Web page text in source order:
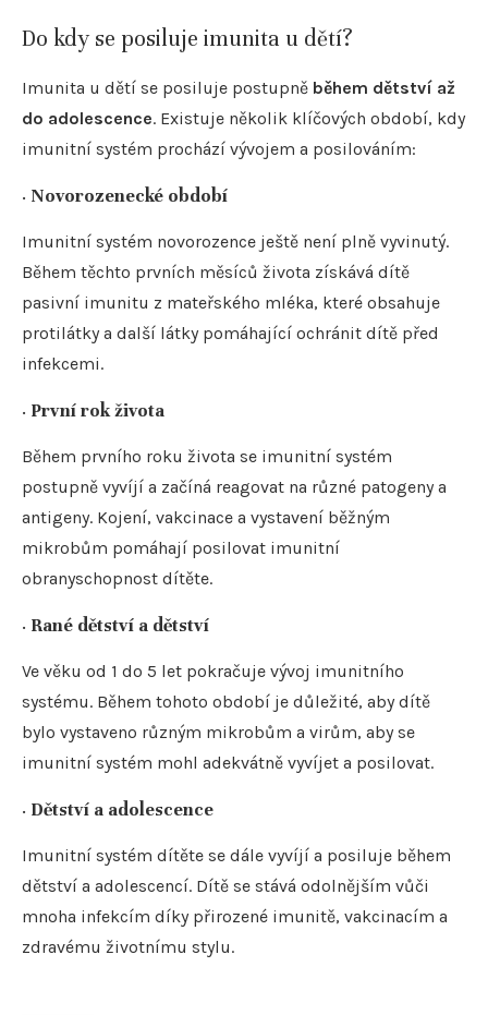
Do kdy se posiluje imunita u dětí?
Imunita u dětí se posiluje postupně během dětství až
do adolescence. Existuje několik klíčových období, kdy
imunitní systém prochází vývojem a posilováním:
· Novorozenecké období
Imunitní systém novorozence ještě není plně vyvinutý.
Během těchto prvních měsíců života získává dítě
pasivní imunitu z mateřského mléka, které obsahuje
protilátky a další látky pomáhající ochránit dítě před
infekcemi.
· První rok života
Během prvního roku života se imunitní systém
postupně vyvíjí a začíná reagovat na různé patogeny a
antigeny. Kojení, vakcinace a vystavení běžným
mikrobům pomáhají posilovat imunitní
obranyschopnost dítěte.
· Rané dětství a dětství
Ve věku od 1 do 5 let pokračuje vývoj imunitního
systému. Během tohoto období je důležité, aby dítě
bylo vystaveno různým mikrobům a virům, aby se
imunitní systém mohl adekvátně vyvíjet a posilovat.
· Dětství a adolescence
Imunitní systém dítěte se dále vyvíjí a posiluje během
dětství a adolescencí. Dítě se stává odolnějším vůči
mnoha infekcím díky přirozené imunitě, vakcinacím a
zdravému životnímu stylu.